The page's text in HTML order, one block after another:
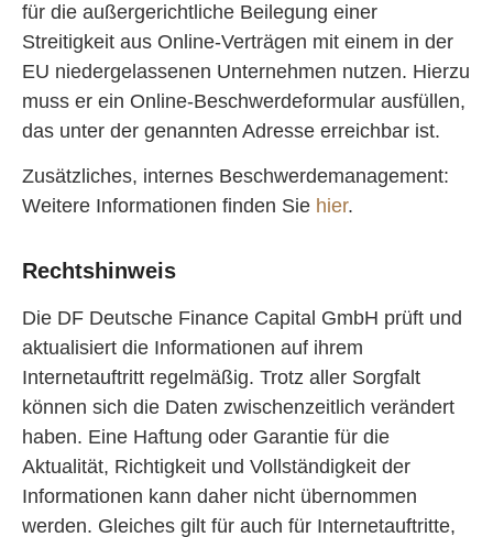
für die außergerichtliche Beilegung einer
Streitigkeit aus Online-Verträgen mit einem in der
EU niedergelassenen Unternehmen nutzen. Hierzu
muss er ein Online-Beschwerdeformular ausfüllen,
das unter der genannten Adresse erreichbar ist.
Zusätzliches, internes Beschwerdemanagement:
Weitere Informationen finden Sie hier.
Rechtshinweis
Die DF Deutsche Finance Capital GmbH prüft und
aktualisiert die Informationen auf ihrem
Internetauftritt regelmäßig. Trotz aller Sorgfalt
können sich die Daten zwischenzeitlich verändert
haben. Eine Haftung oder Garantie für die
Aktualität, Richtigkeit und Vollständigkeit der
Informationen kann daher nicht übernommen
werden. Gleiches gilt für auch für Internetauftritte,